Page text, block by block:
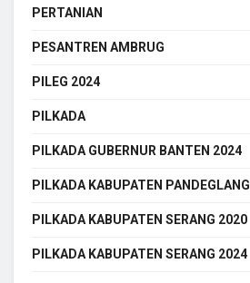
PERTANIAN
PESANTREN AMBRUG
PILEG 2024
PILKADA
PILKADA GUBERNUR BANTEN 2024
PILKADA KABUPATEN PANDEGLANG
PILKADA KABUPATEN SERANG 2020
PILKADA KABUPATEN SERANG 2024